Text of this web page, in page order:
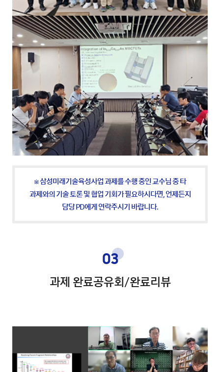
※ 삼성미래기술육성사업 과제를 수행 중인 교수님 중 타
과제와의 기술 토론 및 협업 기회가 필요하시다면, 언제든지
담당 PD에게 연락주시기 바랍니다.
03
과제 완료공유회/완료리뷰